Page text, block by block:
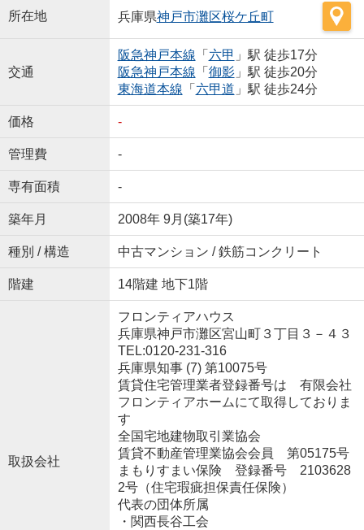
所在地 兵庫県神戸市灘区桜ケ丘町
交通
阪急神戸本線 「 六甲 」駅 徒歩17分
阪急神戸本線 「 御影」駅 徒歩20分
東海道本線 「 六甲道 」駅 徒歩24分
価格 -
管理費 -
専有面積 -
築年月 2008年 9月(築17年)
種別 / 構造 中古マンション / 鉄筋コンクリート
階建 14階建 地下1階
取扱会社
フロンティアハウス
兵庫県神戸市灘区宮山町３丁目３－４３
TEL:0120-231-316
兵庫県知事 (7) 第10075号
賃貸住宅管理業者登録番号は 有限会社
フロンティアホームにて取得しておりま
す
全国宅地建物取引業協会
賃貸不動産管理業協会会員 第05175号
まもりすまい保険 登録番号 2103628
2号（住宅瑕疵担保責任保険）
代表の団体所属
・関西長谷工会